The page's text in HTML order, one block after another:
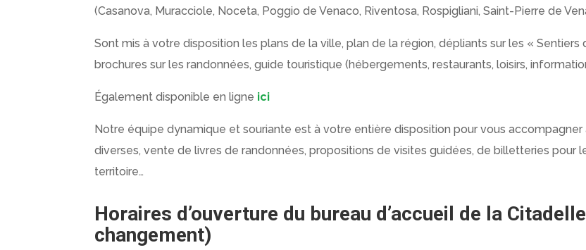
(Casanova, Muracciole, Noceta, Poggio de Venaco, Riventosa, Rospigliani, Saint-Pierre de
Sont mis à votre disposition les plans de la ville, plan de la région, dépliants sur les «
brochures sur les randonnées, guide touristique (hébergements, restaurants, loisirs,
Également disponible en ligne ici
Notre équipe dynamique et souriante est à votre entière disposition pour vous
diverses, vente de livres de randonnées, propositions de visites guidées, de billetteries pour
territoire…
Horaires d’ouverture du bureau d’accueil de la
changement)